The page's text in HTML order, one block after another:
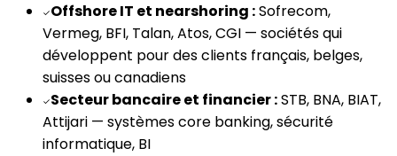
✓Offshore IT et nearshoring :Sofrecom,
Vermeg, BFI, Talan, Atos, CGI — sociétés qui
développent pour des clients français, belges,
suisses ou canadiens
✓Secteur bancaire et financier :STB, BNA, BIAT,
Attijari — systèmes core banking, sécurité
informatique, BI